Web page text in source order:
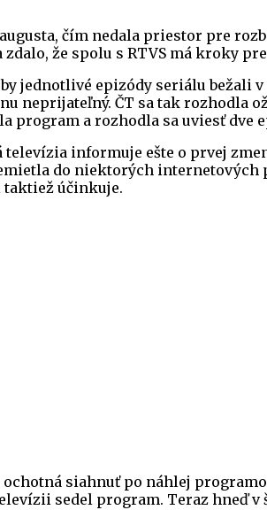
čím nedala priestor pre
že spolu s RTVS má kroky
jednotlivé epizódy seriálu bežali
neprijateľný. ČT sa tak rozhodla
program a rozhodla sa uviesť dve
informuje ešte o prvej
do niektorých
taktiež účinkuje.
siahnuť po náhlej
sedel program. Teraz hneď v